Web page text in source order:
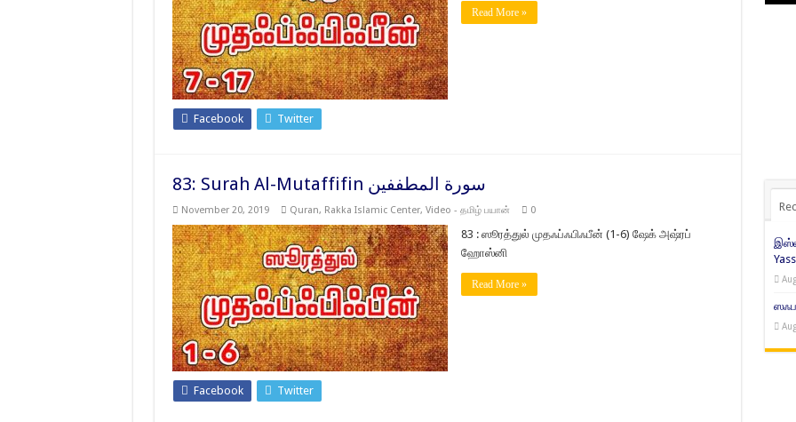
Read More »
Facebook Twitter
83: Surah Al-Mutaffifin سورة المطففين
November 20, 2019 Quran, Rakka Islamic Center, Video - தமிழ் பயான் 0
83 : ஸூரத்துல் முதஃப்ஃபிஃபீன் (1-6) ஷேக் அஷ்ரப்
ஹோஸ்னி
Read More »
Facebook Twitter